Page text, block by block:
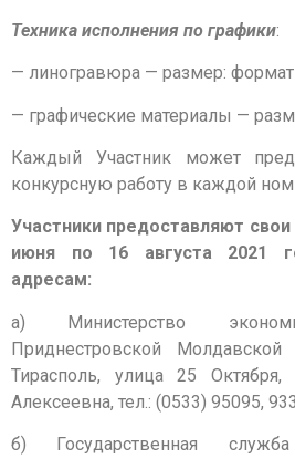
Техника исполнения по графики:
— линогравюра — размер:
— графические материалы —
Каждый Участник может
конкурсную работу в каждой
Участники предоставляют
июня по 16 августа 2021
адресам:
а) Министерство
Приднестровской
Тирасполь, улица 25
Алексеевна, тел.: (0533) 95095,
б) Государственная